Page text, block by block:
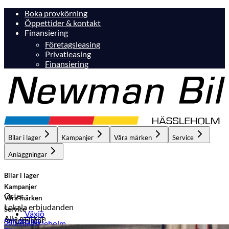
Boka provkörning
Öppettider & kontakt
Finansiering
Företagsleasing
Privatleasing
Finansiering
Bilar i lager Kampanjer Våra märken Service
Anläggningar
Bilar i lager
Orter
Växjö
Hässleholm
Kampanjer
Lokala erbjudanden
Hässleholm
Våra märken
Alla märken
Service
Anläggningar
Sälj din bil